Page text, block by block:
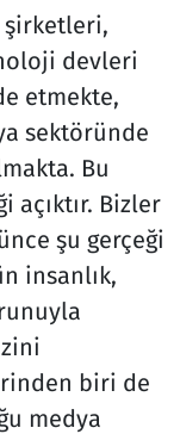
şirketleri,
devleri
etmekte,
sektöründe
Bu
açıktır. Bizler
şu gerçeği
insanlık,
biri de
medya